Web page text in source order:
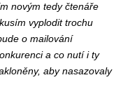
novým tedy čtenáře
vyplodit trochu
o mailování
a co nutí i ty
aby nasazovaly